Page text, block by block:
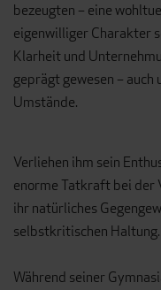
bezeugten – eine
eigenwilliger Charakter
Klarheit und
geprägt gewesen –
Umstände.
Verliehen ihm sein
enorme Tatkraft bei der
ihr natürliches
selbstkritischen Haltung.
Während seiner